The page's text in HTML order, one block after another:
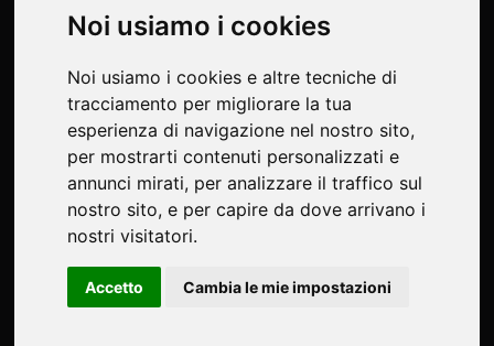
Noi usiamo i cookies
Noi usiamo i cookies e altre tecniche di
tracciamento per migliorare la tua
esperienza di navigazione nel nostro sito,
per mostrarti contenuti personalizzati e
annunci mirati, per analizzare il traffico sul
nostro sito, e per capire da dove arrivano i
nostri visitatori.
Accetto Cambia le mie impostazioni
Rinascimento a Roma
Storia del sito, le vite degli artisti e le magnifiche
decorazioni che caratterizzano il luogo